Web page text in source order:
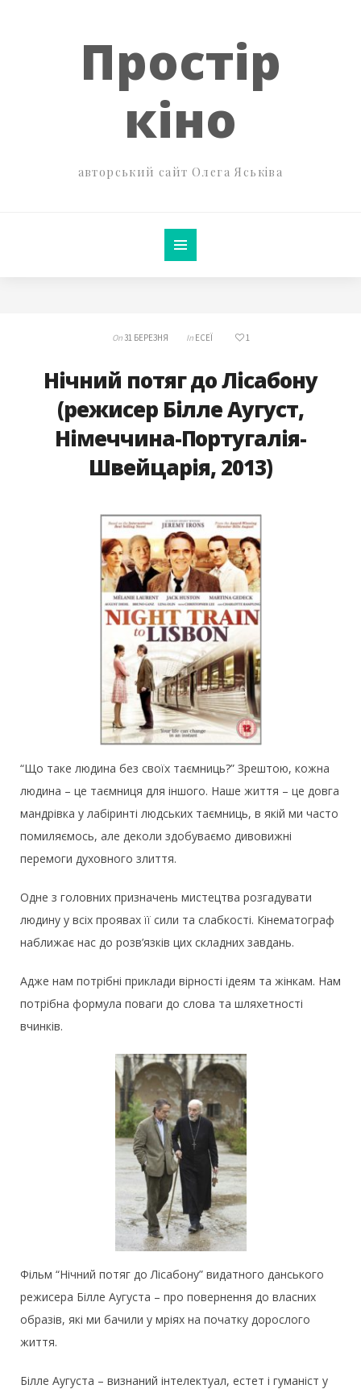
Простір
кіно
авторський сайт Олега Яськіва
On31 БЕРЕЗНЯ In ЕСЕЇ 1
Нічний потяг до Лісабону
(режисер Білле Аугуст,
Німеччина-Португалія-
Швейцарія, 2013)
“Що таке людина без своїх таємниць?” Зрештою, кожна
людина – це таємниця для іншого. Наше життя – це довга
мандрівка у лабіринті людських таємниць, в якій ми часто
помиляємось, але деколи здобуваємо дивовижні
перемоги духовного злиття.
Одне з головних призначень мистецтва розгадувати
людину у всіх проявах її сили та слабкості. Кінематограф
наближає нас до розв’язків цих складних завдань.
Адже нам потрібні приклади вірності ідеям та жінкам. Нам
потрібна формула поваги до слова та шляхетності
вчинків.
Фільм “Нічний потяг до Лісабону” видатного данського
режисера Білле Аугуста – про повернення до власних
образів, які ми бачили у мріях на початку дорослого
життя.
Білле Аугуста – визнаний інтелектуал, естет і гуманіст у